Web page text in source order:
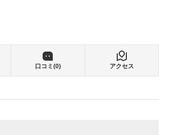
口コミ(0) アクセス